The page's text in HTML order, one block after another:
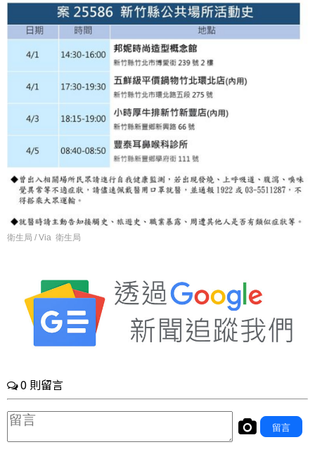
衛生局 / Via 衛生局